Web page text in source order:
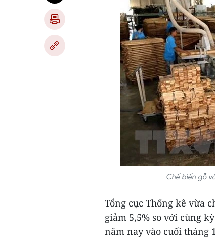
Chế biến gỗ
Tổng cục Thống kê vừa
giảm 5,5% so với cùng
năm nay vào cuối tháng